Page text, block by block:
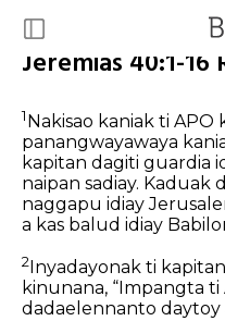
Jeremias 40:1-16
1Nakisao kaniak ti APO
panangwayawaya
kapitan dagiti guardia
naipan sadiay. Kaduak
naggapu idiay
a kas balud idiay
2 Inyadayonak ti
kinunana, “Impangta ti
dadaelennanto daytoy